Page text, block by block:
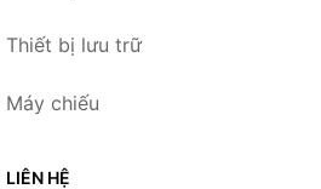
Thiết bị lưu trữ
Máy chiếu
LIÊN HỆ